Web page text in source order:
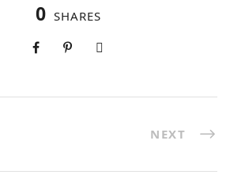
0 SHARES
NEXT